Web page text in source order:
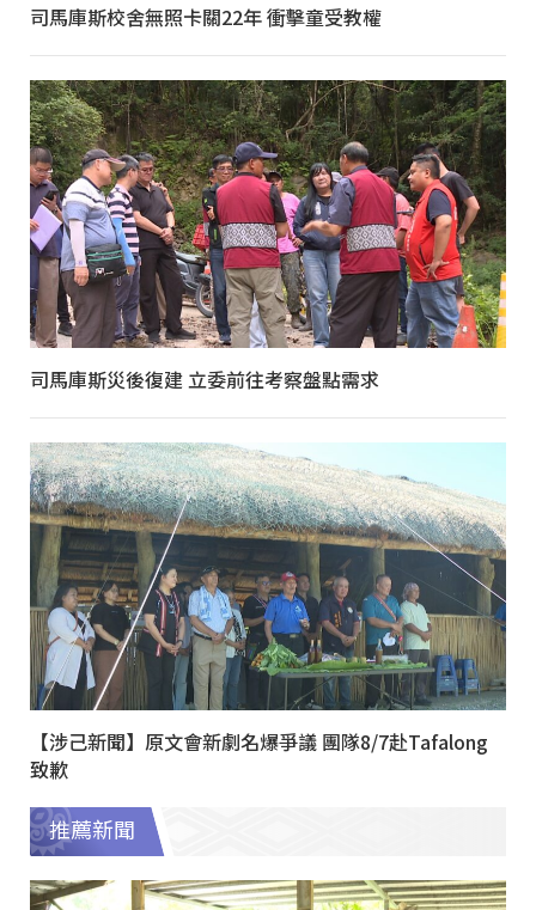
司馬庫斯校舍無照卡關22年 衝擊童受教權
司馬庫斯災後復建 立委前往考察盤點需求
【涉己新聞】原文會新劇名爆爭議 團隊8/7赴Tafalong
致歉
推薦新聞